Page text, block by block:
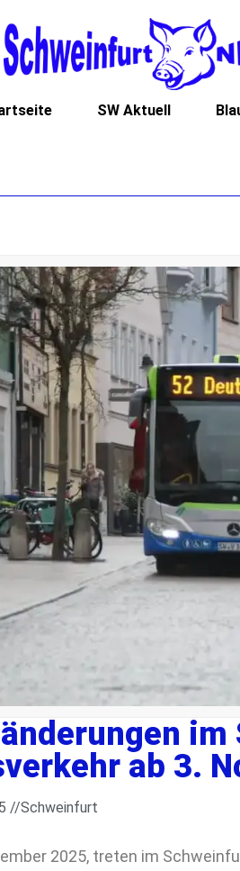
SW Aktuell
ab 3.
//Schweinfurt
2025, treten im